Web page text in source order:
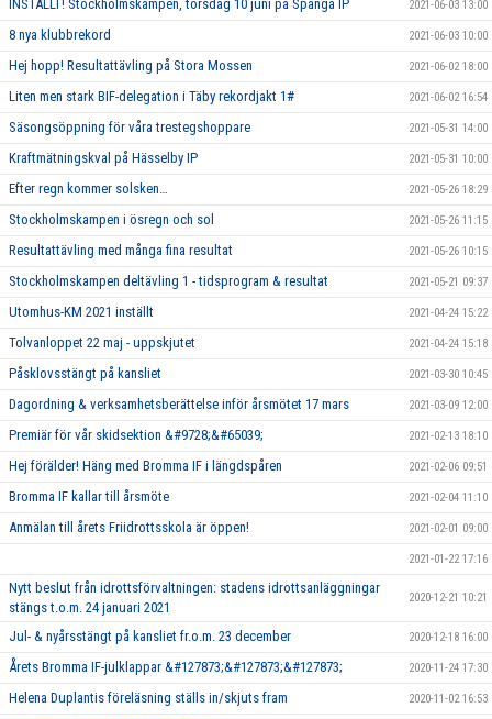
INSTÄLLT! Stockholmskampen, torsdag 10 juni på Spånga IP 2021-06-03 13:00
8 nya klubbrekord 2021-06-03 10:00
Hej hopp! Resultattävling på Stora Mossen 2021-06-02 18:00
Liten men stark BIF-delegation i Täby rekordjakt 1# 2021-06-02 16:54
Säsongsöppning för våra trestegshoppare 2021-05-31 14:00
Kraftmätningskval på Hässelby IP 2021-05-31 10:00
Efter regn kommer solsken… 2021-05-26 18:29
Stockholmskampen i ösregn och sol 2021-05-26 11:15
Resultattävling med många fina resultat 2021-05-26 10:15
Stockholmskampen deltävling 1 - tidsprogram & resultat 2021-05-21 09:37
Utomhus-KM 2021 inställt 2021-04-24 15:22
Tolvanloppet 22 maj - uppskjutet 2021-04-24 15:18
Påsklovsstängt på kansliet 2021-03-30 10:45
Dagordning & verksamhetsberättelse inför årsmötet 17 mars 2021-03-09 12:00
Premiär för vår skidsektion &#9728;&#65039; 2021-02-13 18:10
Hej förälder! Häng med Bromma IF i längdspåren 2021-02-06 09:51
Bromma IF kallar till årsmöte 2021-02-04 11:10
Anmälan till årets Friidrottsskola är öppen! 2021-02-01 09:00
2021-01-22 17:16
Nytt beslut från idrottsförvaltningen: stadens idrottsanläggningar
stängs t.o.m. 24 januari 2021
2020-12-21 10:21
Jul- & nyårsstängt på kansliet fr.o.m. 23 december 2020-12-18 16:00
Årets Bromma IF-julklappar &#127873;&#127873;&#127873; 2020-11-24 17:30
Helena Duplantis föreläsning ställs in/skjuts fram 2020-11-02 16:53